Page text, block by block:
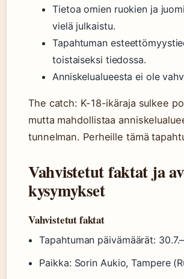
Tietoa omien ruokien ja
vielä julkaistu.
Tapahtuman
toistaiseksi tiedossa.
Anniskelualueesta ei ole
The catch: K-18-ikäraja sulkee
mutta mahdollistaa
tunnelman. Perheille tämä
Vahvistetut faktat ja
kysymykset
Vahvistetut faktat
Tapahtuman päivämäärät:
Paikka: Sorin Aukio, Tampere